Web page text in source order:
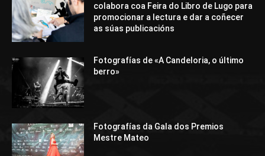
colabora coa Feira do Libro de Lugo para
promocionar a lectura e dar a coñecer
as súas publicacións
Fotografías de «A Candeloria, o último
berro»
Fotografías da Gala dos Premios
Mestre Mateo